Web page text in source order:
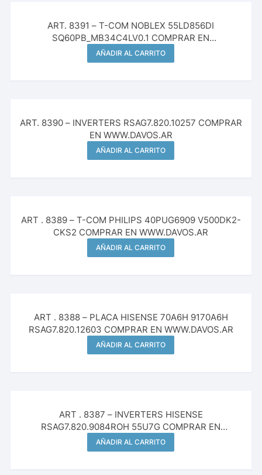
ART. 8391 – T-COM NOBLEX 55LD856DI
SQ60PB_MB34C4LV0.1 COMPRAR EN
WWW.DAVOS.AR
AÑADIR AL CARRITO
ART. 8390 – INVERTERS RSAG7.820.10257 COMPRAR
EN WWW.DAVOS.AR
AÑADIR AL CARRITO
ART . 8389 – T-COM PHILIPS 40PUG6909 V500DK2-
CKS2 COMPRAR EN WWW.DAVOS.AR
AÑADIR AL CARRITO
ART . 8388 – PLACA HISENSE 70A6H 9170A6H
RSAG7.820.12603 COMPRAR EN WWW.DAVOS.AR
AÑADIR AL CARRITO
ART . 8387 – INVERTERS HISENSE
RSAG7.820.9084ROH 55U7G COMPRAR EN
WWW.DAVOS.AR
AÑADIR AL CARRITO